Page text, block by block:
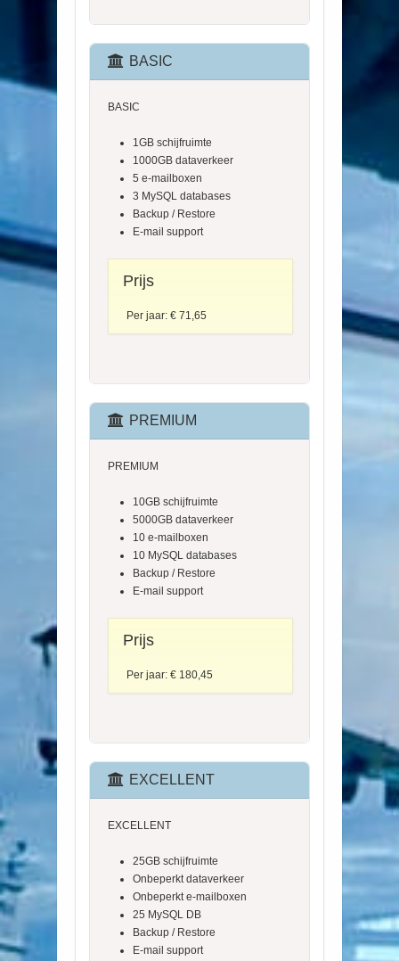
BASIC
BASIC
1GB schijfruimte
1000GB dataverkeer
5 e-mailboxen
3 MySQL databases
Backup / Restore
E-mail support
Prijs
Per jaar: € 71,65
PREMIUM
PREMIUM
10GB schijfruimte
5000GB dataverkeer
10 e-mailboxen
10 MySQL databases
Backup / Restore
E-mail support
Prijs
Per jaar: € 180,45
EXCELLENT
EXCELLENT
25GB schijfruimte
Onbeperkt dataverkeer
Onbeperkt e-mailboxen
25 MySQL DB
Backup / Restore
E-mail support